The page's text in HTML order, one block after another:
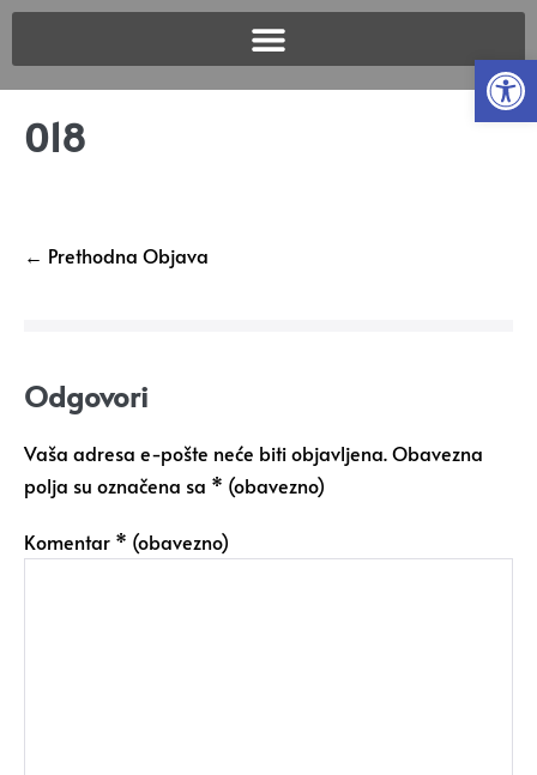
018
← Prethodna Objava
Odgovori
Vaša adresa e-pošte neće biti objavljena.Obavezna
polja su označena sa * (obavezno)
Komentar * (obavezno)